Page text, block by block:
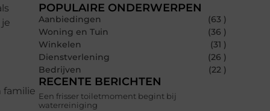
familie
POPULAIRE ONDERWERPEN
Aanbiedingen
(63 )
Woning en Tuin
(36 )
Winkelen
(31 )
Dienstverlening
(26 )
Bedrijven
(22 )
RECENTE BERICHTEN
Een frisser toiletmoment begint bij
waterreiniging